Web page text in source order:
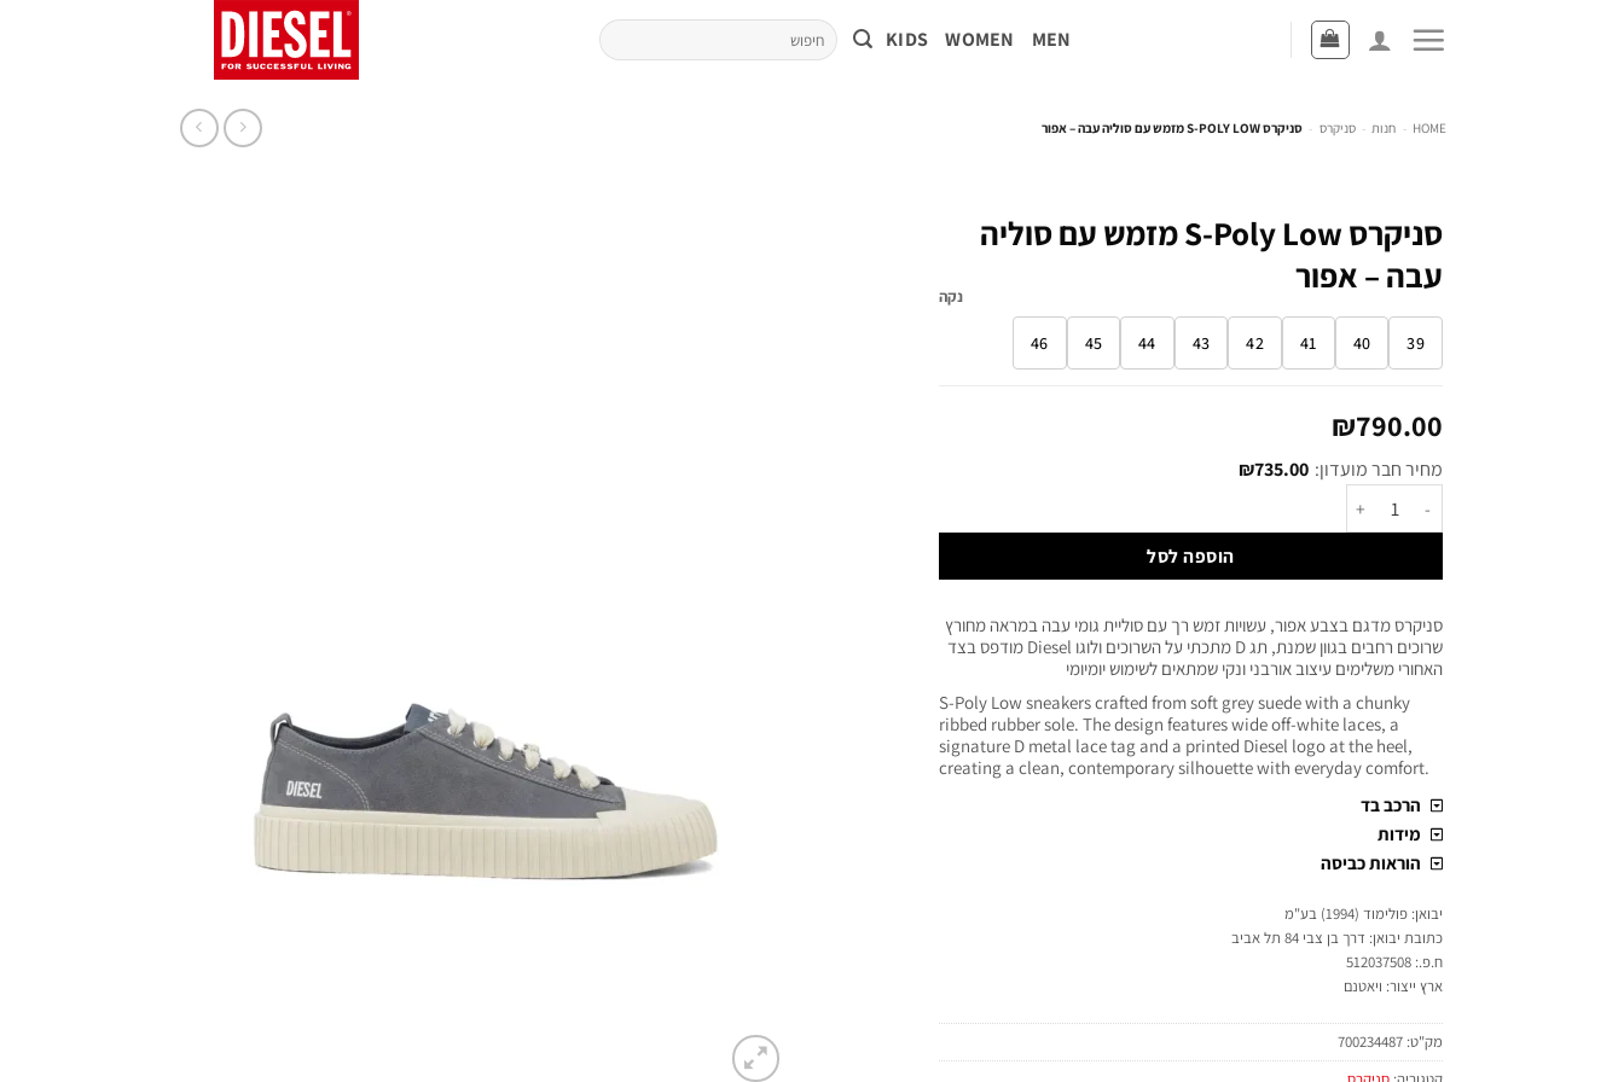
MEN
WOMEN
KIDS
HOME
- חנות - סניקרס - סניקרס S-POLY LOW מזמש עם סוליה עבה – אפור
סניקרס S-Poly Low מזמש עם סוליה
עבה – אפור
39
40
41
42
43
44
45
46
נקה
₪790.00
מחיר חבר מועדון: ₪735.00
הוספה לסל
סניקרס מדגם בצבע אפור, עשויות זמש רך עם סוליית גומי עבה במראה מחורץ
שרוכים רחבים בגוון שמנת, תג D מתכתי על השרוכים ולוגו Diesel מודפס בצד
האחורי משלימים עיצוב אורבני ונקי שמתאים לשימוש יומיומי
S-Poly Low sneakers crafted from soft grey suede with a chunky
ribbed rubber sole. The design features wide off-white laces, a
signature D metal lace tag and a printed Diesel logo at the heel,
creating a clean, contemporary silhouette with everyday comfort.
הרכב בד
מידות
הוראות כביסה
יבואן: פולימוד (1994) בע"מ
כתובת יבואן: דרך בן צבי 84 תל אביב
ח.פ.: 512037508
ארץ ייצור: ויאטנם
מק"ט: 700234487